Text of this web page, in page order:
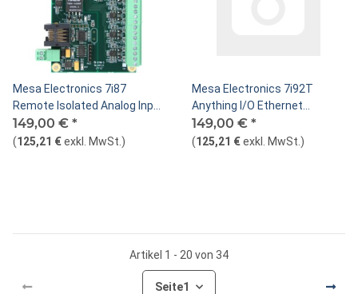
Mesa Electronics 7i87
Remote Isolated Analog Input
Card
149,00 € *
(125,21 €exkl. MwSt. )
Mesa Electronics 7i92T
Anything I/O Ethernet
Controller
149,00 € *
(125,21 €exkl. MwSt. )
Artikel 1 - 20 von 34
Seite1